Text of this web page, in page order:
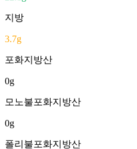
지방
3.7g
포화지방산
0g
모노불포화지방산
0g
폴리불포화지방산